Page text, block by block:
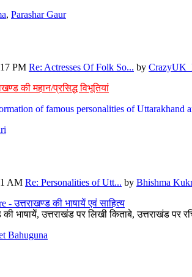
, Parashar Gaur
PM Re: Actresses Of Folk So... by
की महान/प्रसिद्ध विभूतियां
of famous personalities of Uttarakhand
AM Re: Personalities of Utt... by Bhishma
उत्तराखण्ड की भाषायें एवं साहित्य
भाषायें, उत्तराखंड पर लिखी किताबे, उत्तराखंड पर
Bahuguna